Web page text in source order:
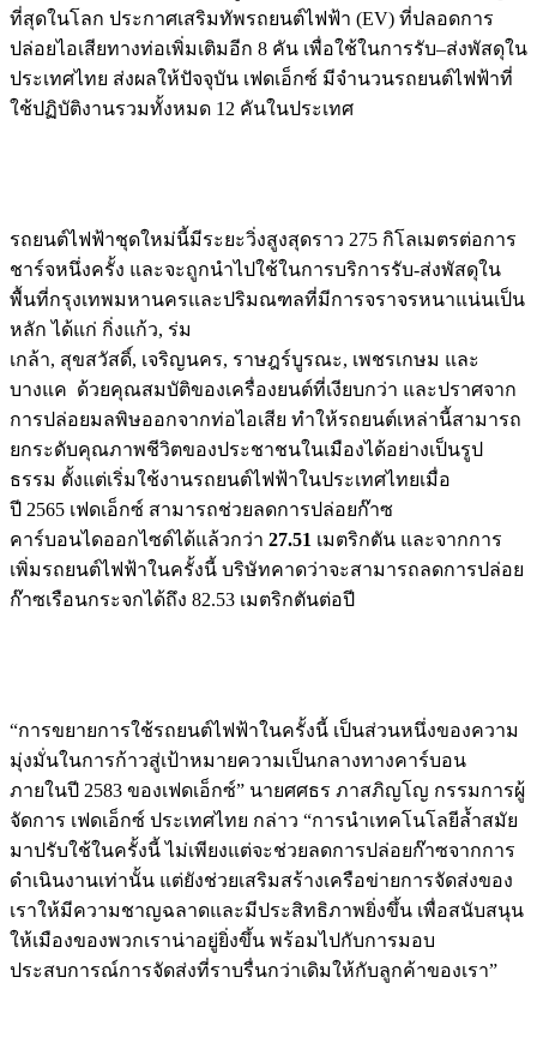
ที่สุดในโลก ประกาศเสริมทัพรถยนต์ไฟฟ้า (EV) ที่ปลอดการ
ปล่อยไอเสียทางท่อเพิ่มเติมอีก 8 คัน เพื่อใช้ในการรับ–ส่งพัสดุใน
ประเทศไทย ส่งผลให้ปัจจุบัน เฟดเอ็กซ์ มีจำนวนรถยนต์ไฟฟ้าที่
ใช้ปฏิบัติงานรวมทั้งหมด 12 คันในประเทศ
รถยนต์ไฟฟ้าชุดใหม่นี้มีระยะวิ่งสูงสุดราว 275 กิโลเมตรต่อการ
ชาร์จหนึ่งครั้ง และจะถูกนำไปใช้ในการบริการรับ-ส่งพัสดุใน
พื้นที่กรุงเทพมหานครและปริมณฑลที่มีการจราจรหนาแน่นเป็น
หลัก ได้แก่ กิ่งแก้ว, ร่ม
เกล้า, สุขสวัสดิ์, เจริญนคร, ราษฎร์บูรณะ, เพชรเกษม และ
บางแค ด้วยคุณสมบัติของเครื่องยนต์ที่เงียบกว่า และปราศจาก
การปล่อยมลพิษออกจากท่อไอเสีย ทำให้รถยนต์เหล่านี้สามารถ
ยกระดับคุณภาพชีวิตของประชาชนในเมืองได้อย่างเป็นรูป
ธรรม ตั้งแต่เริ่มใช้งานรถยนต์ไฟฟ้าในประเทศไทยเมื่อ
ปี 2565 เฟดเอ็กซ์ สามารถช่วยลดการปล่อยก๊าซ
คาร์บอนไดออกไซด์ได้แล้วกว่า 27.51 เมตริกตัน และจากการ
เพิ่มรถยนต์ไฟฟ้าในครั้งนี้ บริษัทคาดว่าจะสามารถลดการปล่อย
ก๊าซเรือนกระจกได้ถึง 82.53 เมตริกตันต่อปี
“การขยายการใช้รถยนต์ไฟฟ้าในครั้งนี้ เป็นส่วนหนึ่งของความ
มุ่งมั่นในการก้าวสู่เป้าหมายความเป็นกลางทางคาร์บอน
ภายในปี 2583 ของเฟดเอ็กซ์” นายศศธร ภาสภิญโญ กรรมการผู้
จัดการ เฟดเอ็กซ์ ประเทศไทย กล่าว “การนำเทคโนโลยีล้ำสมัย
มาปรับใช้ในครั้งนี้ ไม่เพียงแต่จะช่วยลดการปล่อยก๊าซจากการ
ดำเนินงานเท่านั้น แต่ยังช่วยเสริมสร้างเครือข่ายการจัดส่งของ
เราให้มีความชาญฉลาดและมีประสิทธิภาพยิ่งขึ้น เพื่อสนับสนุน
ให้เมืองของพวกเราน่าอยู่ยิ่งขึ้น พร้อมไปกับการมอบ
ประสบการณ์การจัดส่งที่ราบรื่นกว่าเดิมให้กับลูกค้าของเรา”